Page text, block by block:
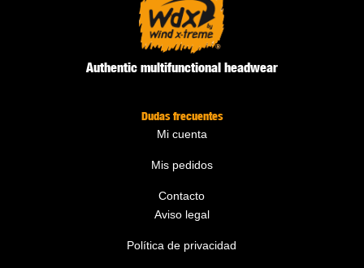
Authentic multifunctional headwear
Dudas frecuentes
Mi cuenta
Mis pedidos
Contacto
Aviso legal
Política de privacidad